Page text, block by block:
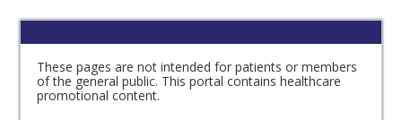
These pages are not intended for patients or members
of the general public. This portal contains healthcare
promotional content.